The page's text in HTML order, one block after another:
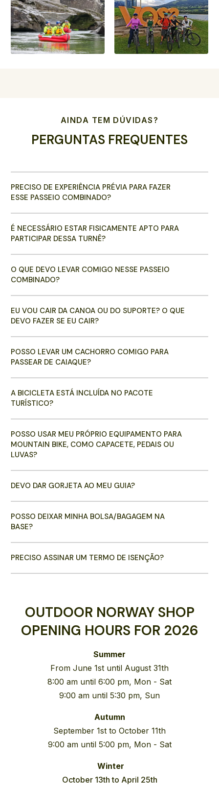
AINDA TEM DÚVIDAS?
PERGUNTAS FREQUENTES
PRECISO DE EXPERIÊNCIA PRÉVIA PARA FAZER
ESSE PASSEIO COMBINADO?
É NECESSÁRIO ESTAR FISICAMENTE APTO PARA
PARTICIPAR DESSA TURNÊ?
O QUE DEVO LEVAR COMIGO NESSE PASSEIO
COMBINADO?
EU VOU CAIR DA CANOA OU DO SUPORTE? O QUE
DEVO FAZER SE EU CAIR?
POSSO LEVAR UM CACHORRO COMIGO PARA
PASSEAR DE CAIAQUE?
A BICICLETA ESTÁ INCLUÍDA NO PACOTE
TURÍSTICO?
POSSO USAR MEU PRÓPRIO EQUIPAMENTO PARA
MOUNTAIN BIKE, COMO CAPACETE, PEDAIS OU
LUVAS?
DEVO DAR GORJETA AO MEU GUIA?
POSSO DEIXAR MINHA BOLSA/BAGAGEM NA
BASE?
PRECISO ASSINAR UM TERMO DE ISENÇÃO?
OUTDOOR NORWAY SHOP
OPENING HOURS FOR 2026
Summer
From June 1st until August 31th
8:00 am until 6:00 pm, Mon - Sat
9:00 am until 5:30 pm, Sun
Autumn
September 1st to October 11th
9:00 am until 5:00 pm, Mon - Sat
Winter
October 13th to April 25th